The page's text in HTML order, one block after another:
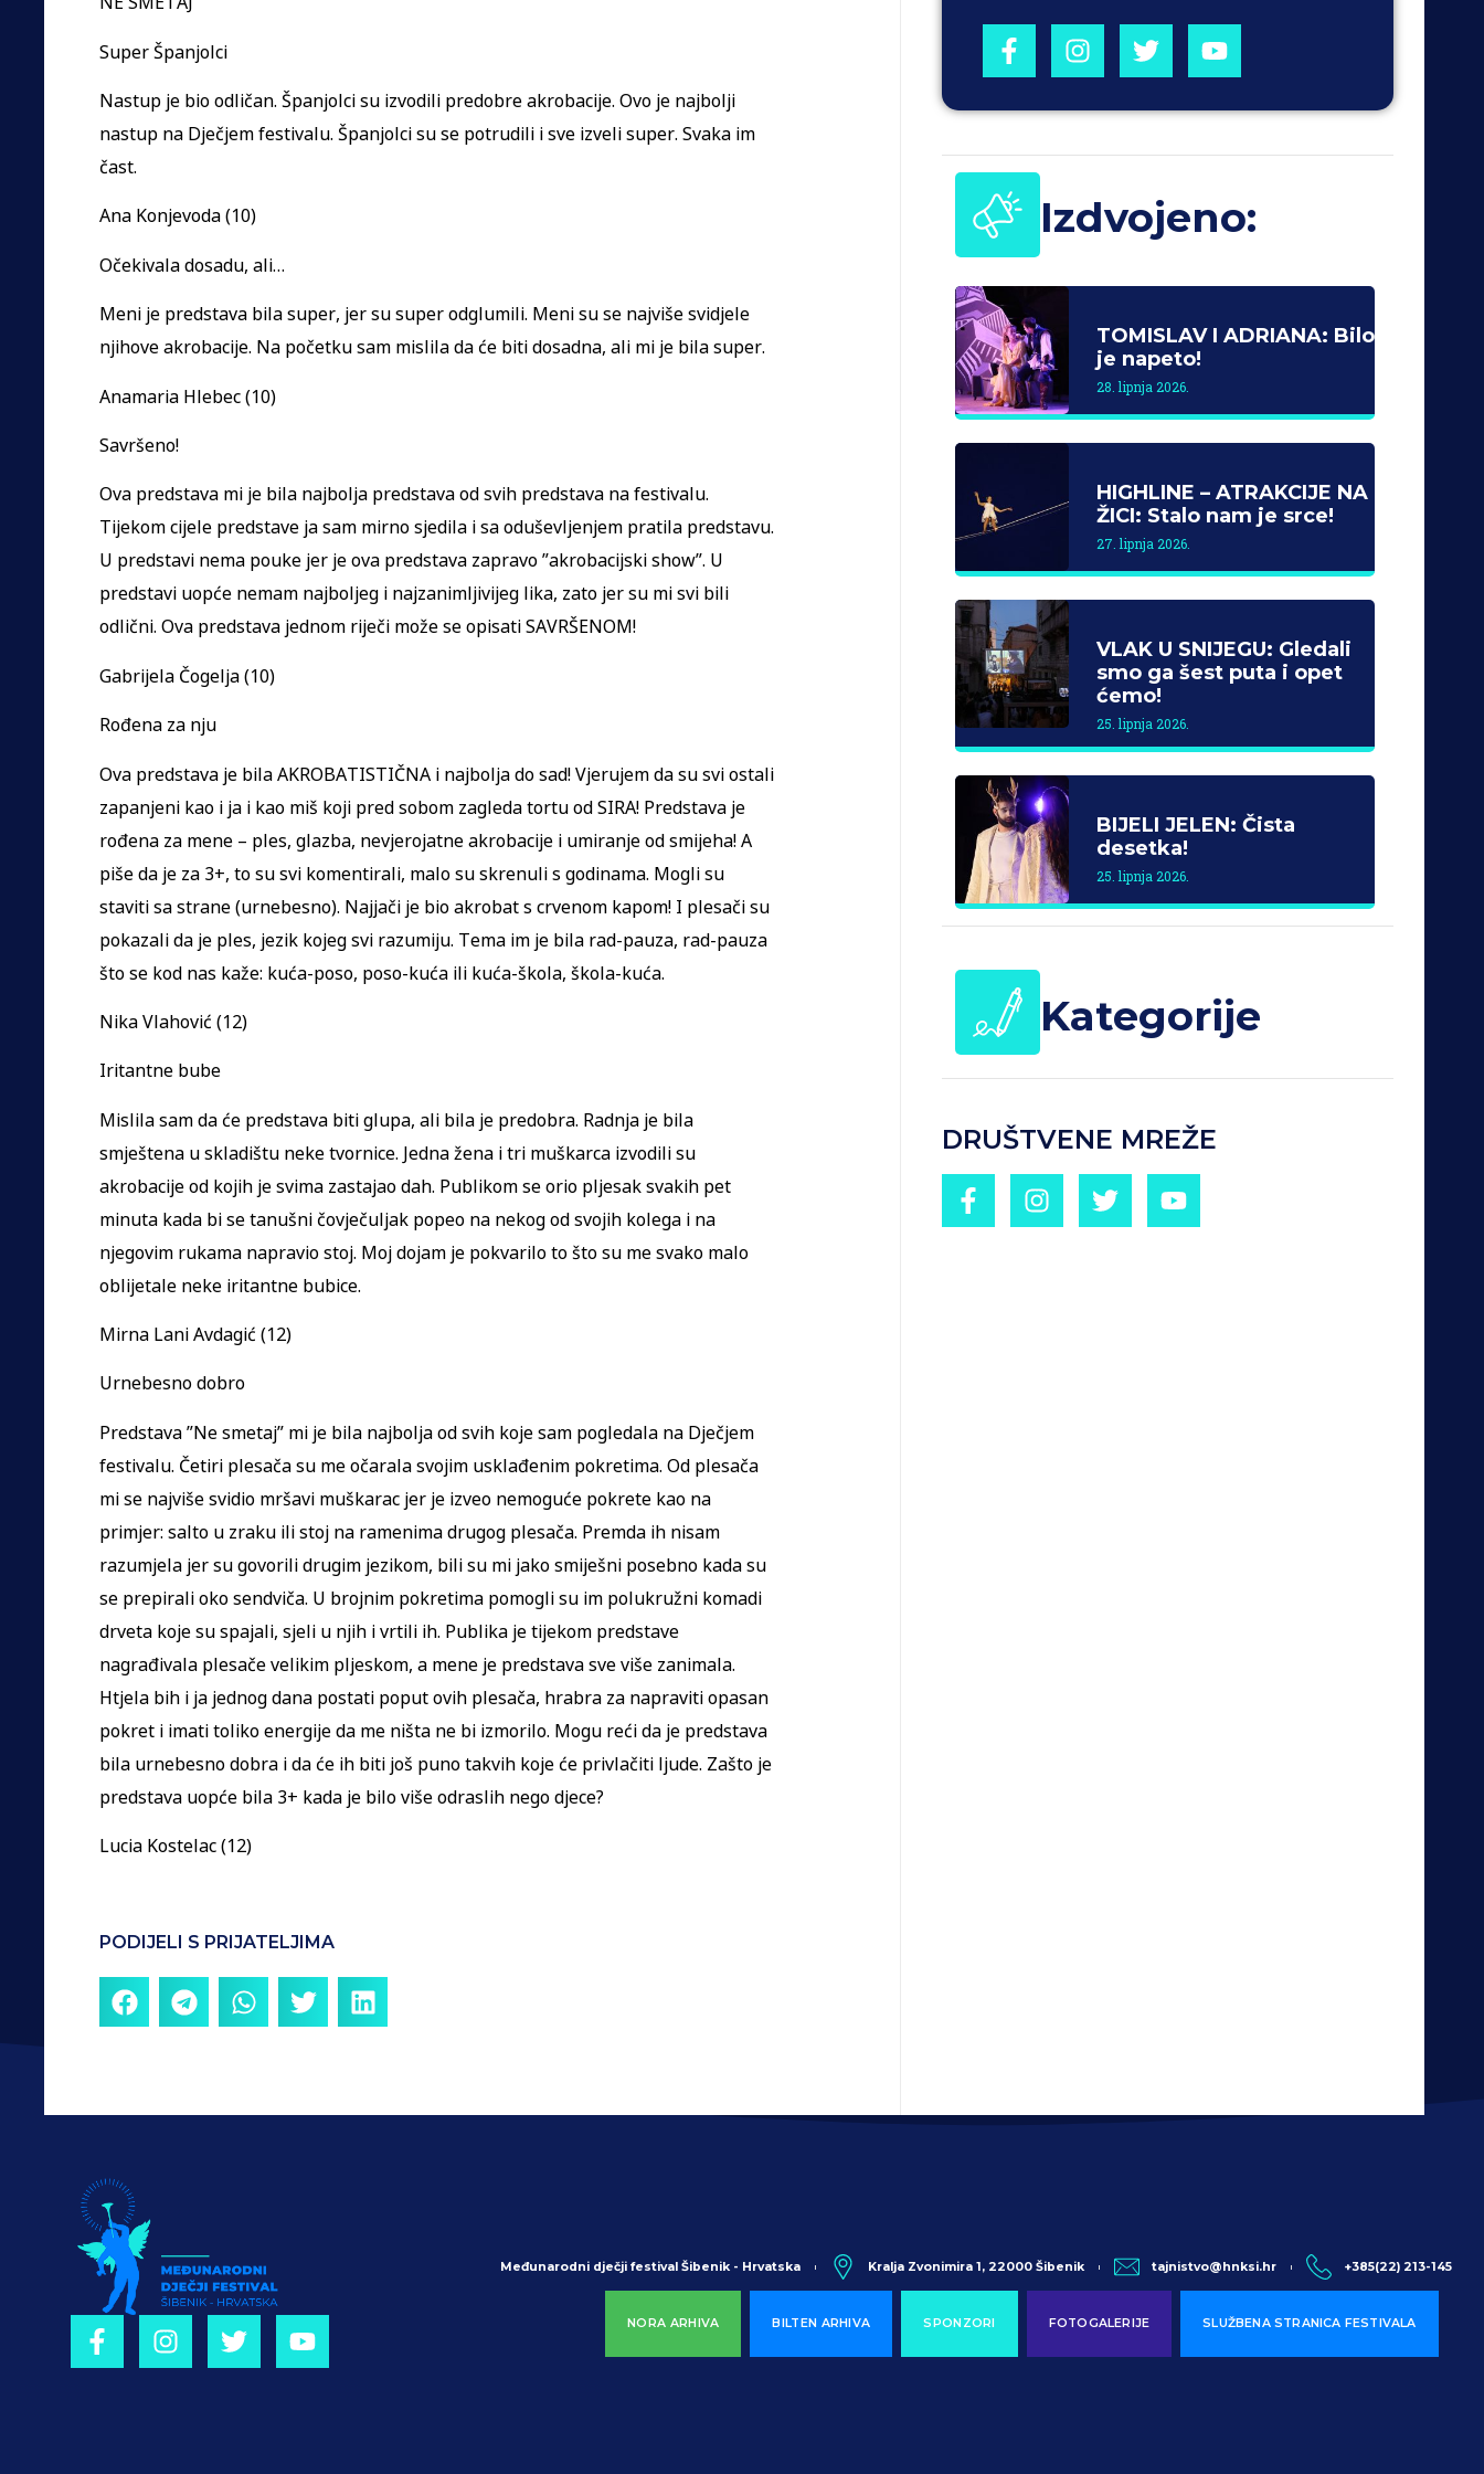
Super Španjolci
Nastup je bio odličan. Španjolci su izvodili predobre akrobacije. Ovo je najbolji
nastup na Dječjem festivalu. Španjolci su se potrudili i sve izveli super. Svaka im
čast.
Ana Konjevoda (10)
Očekivala dosadu, ali…
Meni je predstava bila super, jer su super odglumili. Meni su se najviše svidjele
njihove akrobacije. Na početku sam mislila da će biti dosadna, ali mi je bila super.
Anamaria Hlebec (10)
Savršeno!
Ova predstava mi je bila najbolja predstava od svih predstava na festivalu.
Tijekom cijele predstave ja sam mirno sjedila i sa oduševljenjem pratila predstavu.
U predstavi nema pouke jer je ova predstava zapravo ”akrobacijski show”. U
predstavi uopće nemam najboljeg i najzanimljivijeg lika, zato jer su mi svi bili
odlični. Ova predstava jednom riječi može se opisati SAVRŠENOM!
Gabrijela Čogelja (10)
Rođena za nju
Ova predstava je bila AKROBATISTIČNA i najbolja do sad! Vjerujem da su svi ostali
zapanjeni kao i ja i kao miš koji pred sobom zagleda tortu od SIRA! Predstava je
rođena za mene – ples, glazba, nevjerojatne akrobacije i umiranje od smijeha! A
piše da je za 3+, to su svi komentirali, malo su skrenuli s godinama. Mogli su
staviti sa strane (urnebesno). Najjači je bio akrobat s crvenom kapom! I plesači su
pokazali da je ples, jezik kojeg svi razumiju. Tema im je bila rad-pauza, rad-pauza
što se kod nas kaže: kuća-poso, poso-kuća ili kuća-škola, škola-kuća.
Nika Vlahović (12)
Iritantne bube
Mislila sam da će predstava biti glupa, ali bila je predobra. Radnja je bila
smještena u skladištu neke tvornice. Jedna žena i tri muškarca izvodili su
akrobacije od kojih je svima zastajao dah. Publikom se orio pljesak svakih pet
minuta kada bi se tanušni čovječuljak popeo na nekog od svojih kolega i na
njegovim rukama napravio stoj. Moj dojam je pokvarilo to što su me svako malo
oblijetale neke iritantne bubice.
Mirna Lani Avdagić (12)
Urnebesno dobro
Predstava ”Ne smetaj” mi je bila najbolja od svih koje sam pogledala na Dječjem
festivalu. Četiri plesača su me očarala svojim usklađenim pokretima. Od plesača
mi se najviše svidio mršavi muškarac jer je izveo nemoguće pokrete kao na
primjer: salto u zraku ili stoj na ramenima drugog plesača. Premda ih nisam
razumjela jer su govorili drugim jezikom, bili su mi jako smiješni posebno kada su
se prepirali oko sendviča. U brojnim pokretima pomogli su im polukružni komadi
drveta koje su spajali, sjeli u njih i vrtili ih. Publika je tijekom predstave
nagrađivala plesače velikim pljeskom, a mene je predstava sve više zanimala.
Htjela bih i ja jednog dana postati poput ovih plesača, hrabra za napraviti opasan
pokret i imati toliko energije da me ništa ne bi izmorilo. Mogu reći da je predstava
bila urnebesno dobra i da će ih biti još puno takvih koje će privlačiti ljude. Zašto je
predstava uopće bila 3+ kada je bilo više odraslih nego djece?
Lucia Kostelac (12)
PODIJELI S PRIJATELJIMA
Izdvojeno:
TOMISLAV I ADRIANA: Bilo
je napeto!
28. lipnja 2026.
HIGHLINE – ATRAKCIJE NA
ŽICI: Stalo nam je srce!
27. lipnja 2026.
VLAK U SNIJEGU: Gledali
smo ga šest puta i opet
ćemo!
25. lipnja 2026.
BIJELI JELEN: Čista
desetka!
25. lipnja 2026.
Kategorije
DRUŠTVENE MREŽE
NORA ARHIVA BILTEN ARHIVA SPONZORI FOTOGALERIJE SLUŽBENA STRANICA FESTIVALA
Međunarodni dječji festival Šibenik - Hrvatska Kralja Zvonimira 1, 22000 Šibenik tajnistvo@hnksi.hr +385(22) 213-145